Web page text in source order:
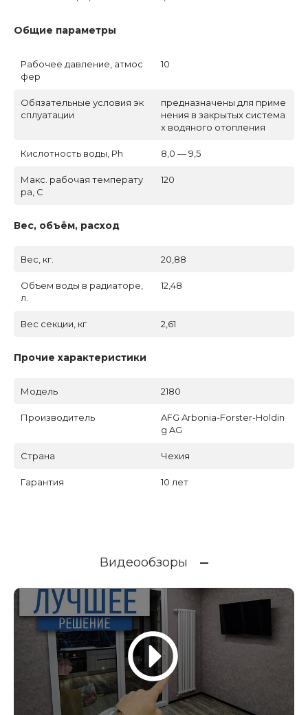
Общие параметры
Рабочее давление, атмос
фер
10
Обязательные условия эк
сплуатации
предназначены для приме
нения в закрытых система
х водяного отопления
Кислотность воды, Ph 8,0 — 9,5
Макс. рабочая температу
ра, C
120
Вес, объём, расход
Вес, кг. 20,88
Объем воды в радиаторе,
л.
12,48
Вес секции, кг 2,61
Прочие характеристики
Модель 2180
Производитель
AFG Arbonia-Forster-Holdin
g AG
Страна Чехия
Гарантия 10 лет
Видеообзоры